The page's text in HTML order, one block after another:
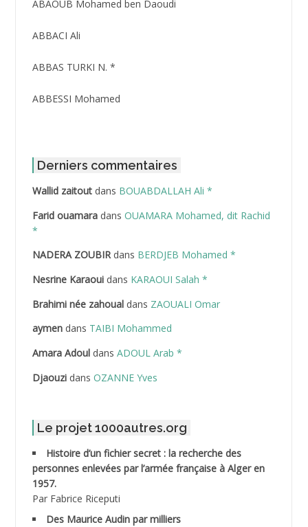
ABAOUB Mohamed ben Daoudi
ABBACI Ali
ABBAS TURKI N. *
ABBESSI Mohamed
ABDAT Amar
ABDEDDAIM Hamid
ABDELAZIZ Mohamed
ABDELHAFID Lakhdar
ABDELLI Mohamed
ABDELLI Mohamed *
ABDELMOUMENE Ahmed
ABDESMED Mohamed ben Kaddour
ABDESSELAMI Kouider
Derniers commentaires
Wallid zaitoutdans BOUABDALLAH Ali *
Farid ouamaradans OUAMARA Mohamed, dit Rachid
*
NADERA ZOUBIRdans BERDJEB Mohamed *
Nesrine Karaouidans KARAOUI Salah *
Brahimi née zahoualdans ZAOUALI Omar
aymendans TAIBI Mohammed
Amara Adouldans ADOUL Arab *
Djaouzidans OZANNE Yves
Le projet 1000autres.org
Histoire d’un fichier secret : la recherche des
personnes enlevées par l’armée française à Alger en
1957.
Par Fabrice Riceputi
Des Maurice Audin par milliers